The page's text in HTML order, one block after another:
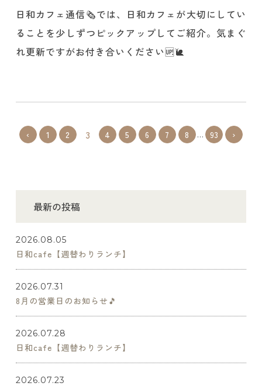
日和カフェ通信🗞️では、日和カフェが大切にしてい
ることを少しずつピックアップしてご紹介。気まぐ
れ更新ですがお付き合いください🆙🐌
‹ 1 2 3 4 5 6 7 8 … 93 ›
最新の投稿
2026.08.05
日和cafe【週替わりランチ】
2026.07.31
8月の営業日のお知らせ🎵
2026.07.28
日和cafe【週替わりランチ】
2026.07.23